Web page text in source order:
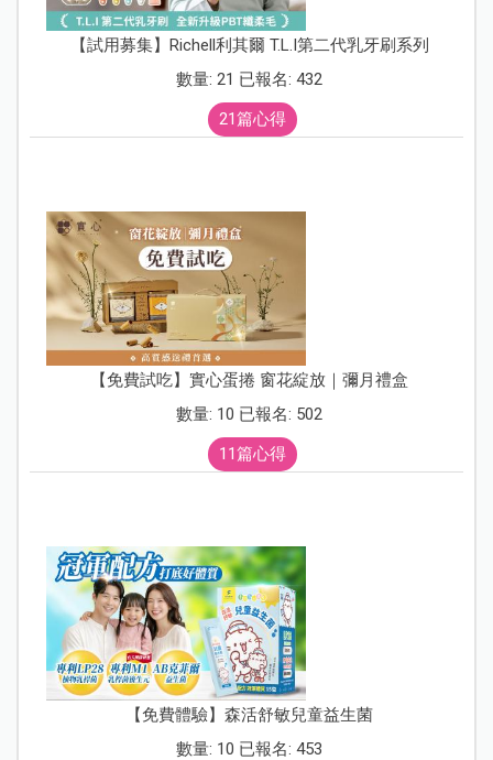
【試用募集】Richell利其爾 T.L.I第二代乳牙刷系列
數量: 21 已報名: 432
21篇心得
【免費試吃】實心蛋捲 窗花綻放｜彌月禮盒
數量: 10 已報名: 502
11篇心得
【免費體驗】森活舒敏兒童益生菌
數量: 10 已報名: 453